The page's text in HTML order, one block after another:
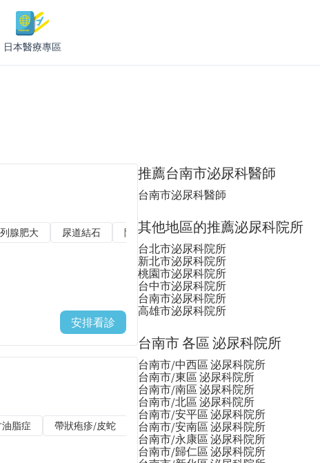
日本醫療專區
腺肥大 尿道結石 陽痿 泌尿道腫瘤 包皮環切手術
安排看診
脂症 帶狀疱疹/皮蛇 肥胖 大腸癌篩檢 婚前健康檢查
推薦台南市泌尿科醫師
台南市泌尿科醫師
其他地區的推薦泌尿科院所
台北市泌尿科院所
新北市泌尿科院所
桃園市泌尿科院所
台中市泌尿科院所
台南市泌尿科院所
高雄市泌尿科院所
台南市 各區 泌尿科院所
台南市/中西區 泌尿科院所
台南市/東區 泌尿科院所
台南市/南區 泌尿科院所
台南市/北區 泌尿科院所
台南市/安平區 泌尿科院所
台南市/安南區 泌尿科院所
台南市/永康區 泌尿科院所
台南市/歸仁區 泌尿科院所